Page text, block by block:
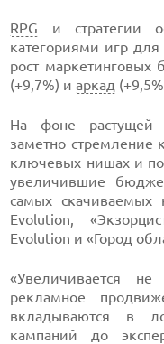
RPG и стратегии
категориями игр
рост маркетинговых
(+9,7%) иаркад
На фоне растущей
заметно стремление
ключевых нишах и
увеличившие
самых скачиваемых
Evolution,
Evolution и «Город
«Увеличивается
рекламное
вкладываются в
кампаний до